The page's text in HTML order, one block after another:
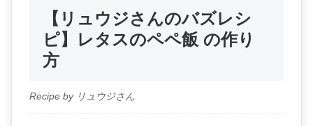
【リュウジさんのバズレシ
ピ】レタスのペペ飯 の作り
方
Recipe by リュウジさん